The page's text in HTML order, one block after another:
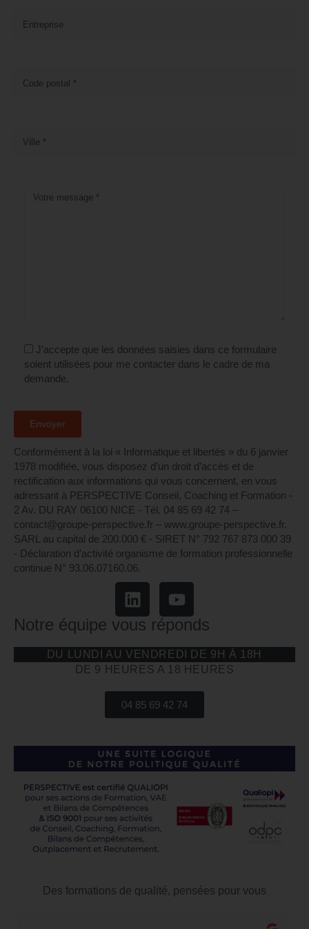
J'accepte que les données saisies dans ce formulaire
soient utilisées pour me contacter dans le cadre de ma
demande.
Conformément à la loi « Informatique et libertés » du 6 janvier
1978 modifiée, vous disposez d’un droit d’accès et de
rectification aux informations qui vous concernent, en vous
adressant à PERSPECTIVE Conseil, Coaching et Formation -
2 Av. DU RAY 06100 NICE - Tél. 04 85 69 42 74⁩ –
contact@groupe-perspective.fr – www.groupe-perspective.fr.
SARL au capital de 200.000 € - SIRET N° 792 767 873 000 39
- Déclaration d’activité organisme de formation professionnelle
continue N° 93.06.07160.06.
Notre équipe vous réponds
DU LUNDI AU VENDREDI DE 9H À 18H
DE 9 HEURES A 18 HEURES
04 85 69 42 74
Des formations de qualité, pensées pour vous